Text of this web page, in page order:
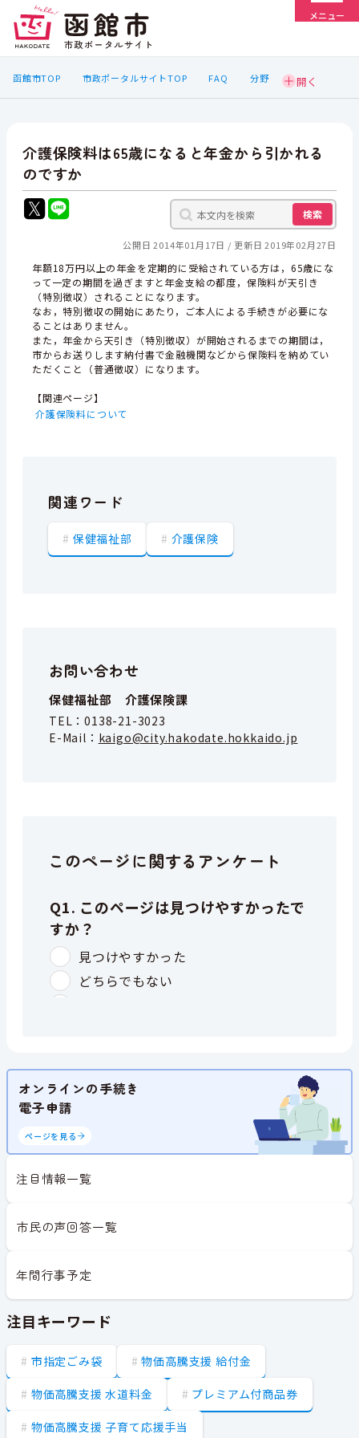
メニュー
函館市TOP 市政ポータルサイトTOP FAQ 分野
介護保険料は65歳になると年金から引かれる
のですか
検索
公開日 2014年01月17日 更新日 2019年02月27日
年額18万円以上の年金を定期的に受給されている方は，65歳にな
って一定の期間を過ぎますと年金支給の都度，保険料が天引き
（特別徴収）されることになります。
なお，特別徴収の開始にあたり，ご本人による手続きが必要にな
ることはありません。
また，年金から天引き（特別徴収）が開始されるまでの期間は，
市からお送りします納付書で金融機関などから保険料を納めてい
ただくこと（普通徴収）になります。
【関連ページ】
介護保険料について
関連ワード
保健福祉部 介護保険
お問い合わせ
保健福祉部 介護保険課
TEL：0138-21-3023
E-Mail： kaigo@city.hakodate.hokkaido.jp
このページに関するアンケート
オンラインの手続き
電子申請
ページを見る
注目情報一覧
市民の声回答一覧
年間行事予定
注目キーワード
市指定ごみ袋 物価高騰支援 給付金
物価高騰支援 水道料金 プレミアム付商品券
物価高騰支援 子育て応援手当